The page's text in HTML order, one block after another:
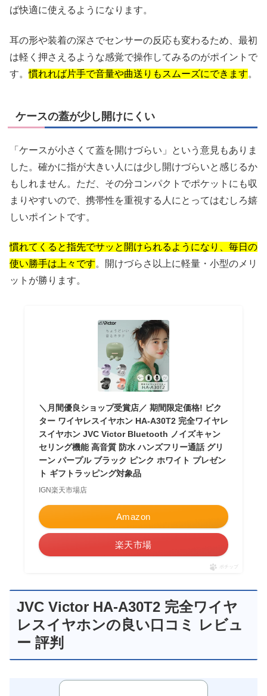
ば快適に使えるようになります。
耳の形や装着の深さでセンサーの反応も変わるため、最初
は軽く押さえるような感覚で操作してみるのがポイントで
す。慣れれば片手で音量や曲送りもスムーズにできます。
ケースの蓋が少し開けにくい
「ケースが小さくて蓋を開けづらい」という意見もありま
した。確かに指が大きい人には少し開けづらいと感じるか
もしれません。ただ、その分コンパクトでポケットにも収
まりやすいので、携帯性を重視する人にとってはむしろ嬉
しいポイントです。
慣れてくると指先でサッと開けられるようになり、毎日の
使い勝手は上々です。開けづらさ以上に軽量・小型のメリ
ットが勝ります。
＼月間優良ショップ受賞店／ 期間限定価格! ビク
ター ワイヤレスイヤホン HA-A30T2 完全ワイヤレ
スイヤホン JVC Victor Bluetooth ノイズキャン
セリング機能 高音質 防水 ハンズフリー通話 グリ
ーン パープル ブラック ピンク ホワイト プレゼン
ト ギフトラッピング対象品
IGN楽天市場店
Amazon
楽天市場
ポチップ
JVC Victor HA-A30T2 完全ワイヤ
レスイヤホンの良い口コミ レビュ
ー 評判